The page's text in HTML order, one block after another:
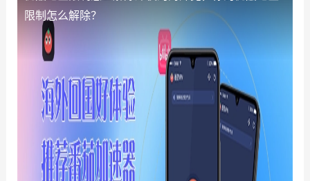
限制怎么解除？